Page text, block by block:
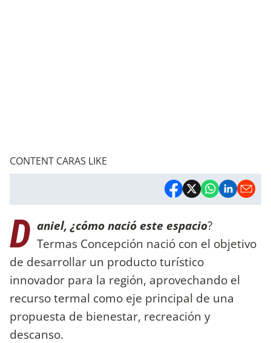
CONTENT CARAS LIKE
D aniel, ¿cómo nació este espacio?
Termas Concepción nació con el objetivo
de desarrollar un producto turístico
innovador para la región, aprovechando el
recurso termal como eje principal de una
propuesta de bienestar, recreación y
descanso.